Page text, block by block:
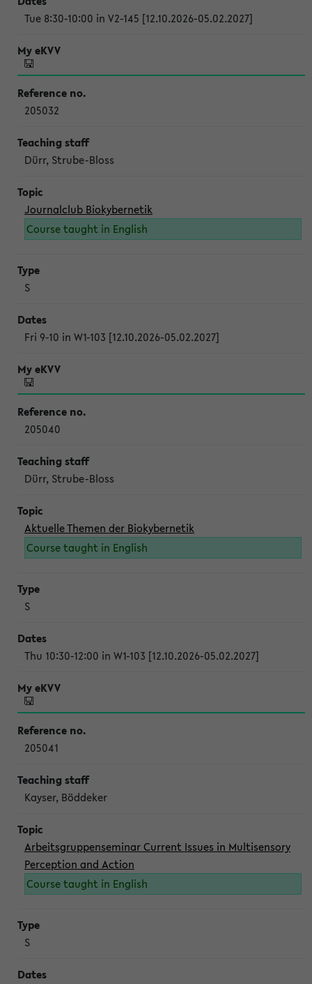
Tue 8:30-10:00 in V2-145 [12.10.2026-05.02.2027]
205032
Dürr, Strube-Bloss
Journalclub Biokybernetik
Course taught in English
S
Fri 9-10 in W1-103 [12.10.2026-05.02.2027]
205040
Dürr, Strube-Bloss
Aktuelle Themen der Biokybernetik
Course taught in English
S
Thu 10:30-12:00 in W1-103 [12.10.2026-05.02.2027]
205041
Kayser, Böddeker
Arbeitsgruppenseminar Current Issues in Multisensory
Perception and Action
Course taught in English
S